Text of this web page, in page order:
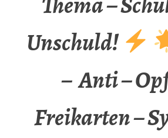
Unschuld!
– Anti –
Freikarten –